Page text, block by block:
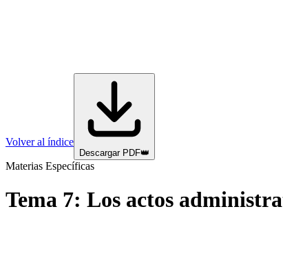
Volver al índice
Descargar PDF👑
Materias Específicas
Tema 7: Los actos